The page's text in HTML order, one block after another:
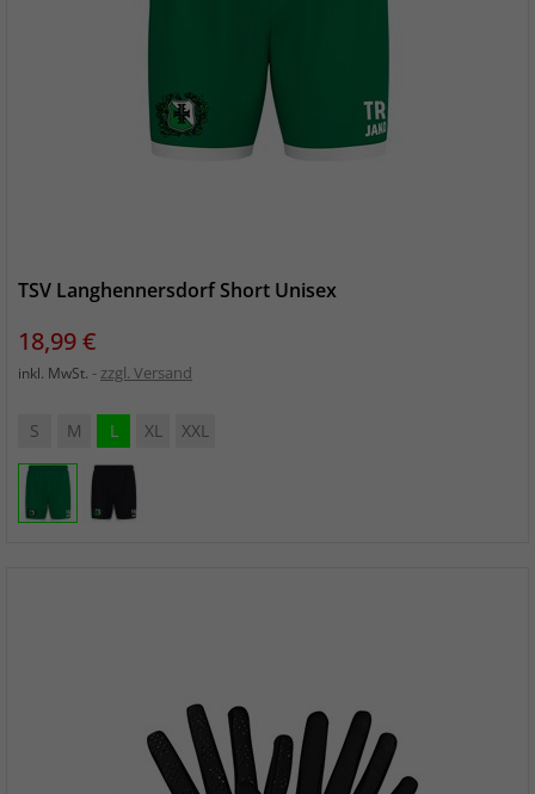
TSV Langhennersdorf Short Unisex
Preis
18,99 €
inkl. MwSt. zzgl. Versand
S M L XL XXL